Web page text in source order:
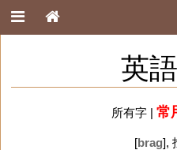
英
所有字| 常
[brag],